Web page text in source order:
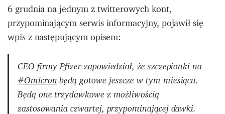
6 grudnia na jednym z twitterowych kont,
przypominającym serwis informacyjny, pojawił się
wpis z następującym opisem:
CEO firmy Pfizer zapowiedział, że szczepionki na
#Omicronbędą gotowe jeszcze w tym miesiącu.
Będą one trzydawkowe z możliwością
zastosowania czwartej, przypominającej dawki.